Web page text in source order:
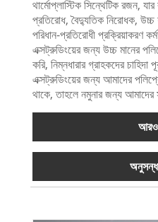
থার্মোপ্লাস্টিক সিন্থেটিক রজন,
প্রতিরোধ, বৈদ্যুতিক নিরোধক, উচ্চ
পরিধান-প্রতিরোধী প্রক্রিয়াকরণ
এক্সট্রুডিংয়ের জন্য উচ্চ মানের
করি, নিম্নধারার গ্রাহকদের
এক্সট্রুডিংয়ের জন্য আমাদের
থাকে, তাহলে নমুনার জন্য আমাদের